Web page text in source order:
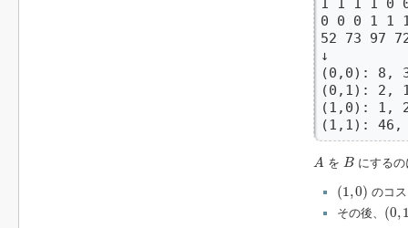
1 1 1 1 0
0 0 0 1 1
52 73 97
↓
(0,0): 8,
(0,1): 2,
(1,0): 1,
(1,1): 46,
A
A を B
Bにするの
(1,0)
(1 0) のコ
その後、 (0,
(0, 1